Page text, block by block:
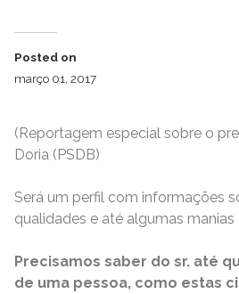
Posted on
março 01, 2017
(Reportagem especial sobre o
Doria (PSDB)
Será um perfil com informações
qualidades e até algumas
Precisamos saber do sr. até
de uma pessoa, como estas